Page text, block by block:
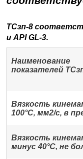
ТСзп-8
и API GL-3.
Наименование
показателей
Вязкость
100°С, мм2/с, в
Вязкость
минус 40°С, не